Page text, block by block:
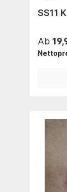
SS11
Ab